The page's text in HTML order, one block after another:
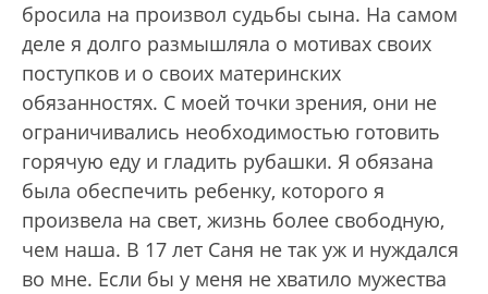
бросила на произвол судьбы сына. На самом
деле я долго размышляла о мотивах своих
поступков и о своих материнских
обязанностях. С моей точки зрения, они не
ограничивались необходимостью готовить
горячую еду и гладить рубашки. Я обязана
была обеспечить ребенку, которого я
произвела на свет, жизнь более свободную,
чем наша. В 17 лет Саня не так уж и нуждался
во мне. Если бы у меня не хватило мужества